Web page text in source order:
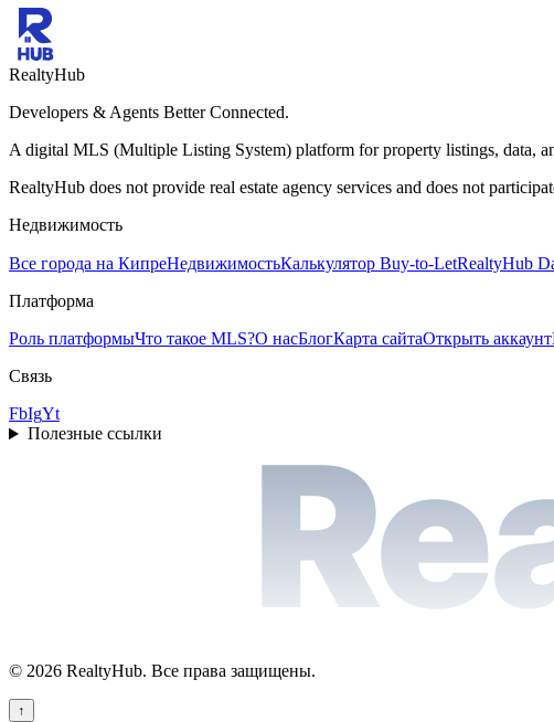
RealtyHub
Developers & Agents Better Connected.
A digital MLS (Multiple Listing System) platform for property listings, data,
RealtyHub does not provide real estate agency services and does not
Недвижимость
Все города на КипреНедвижимостьКалькулятор Buy-to-LetRealtyHub
Платформа
Роль платформыЧто такое MLS?О насБлогКарта сайтаОткрыть аккаунт
Связь
FbIgYt
Полезные ссылки
© 2026 RealtyHub. Все права защищены.
↑